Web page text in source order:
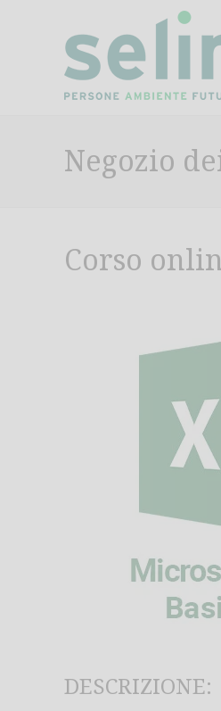
Negozio
Corso
DESCRIZIONE: